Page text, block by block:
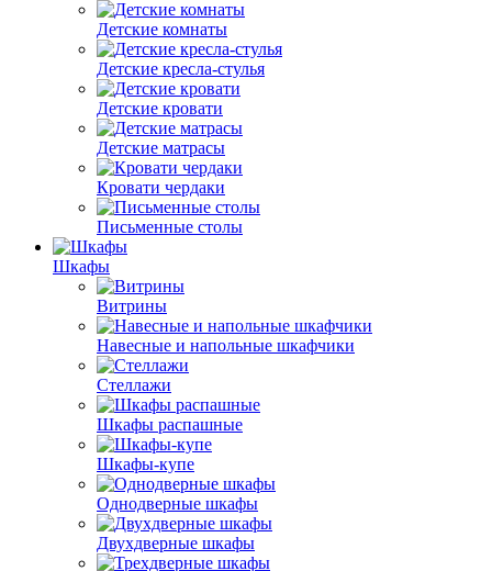
Детские комнаты
Детские кресла-стулья
Детские кровати
Детские матрасы
Кровати чердаки
Письменные столы
Шкафы
Витрины
Навесные и напольные шкафчики
Стеллажи
Шкафы распашные
Шкафы-купе
Однодверные шкафы
Двухдверные шкафы